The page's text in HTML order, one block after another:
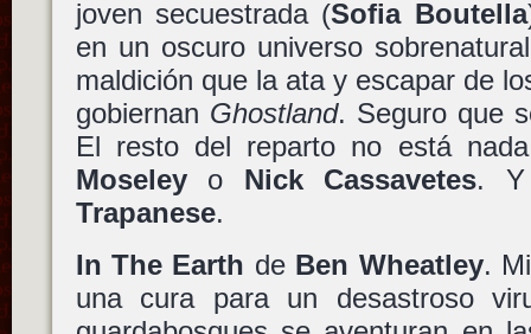
joven secuestrada (Sofia Boutella
en un oscuro universo
maldición que la ata y escapar de
gobiernan Ghostland. Seguro que
El resto del reparto no está
Moseleyo Nick Cassavetes. Y
Trapanese.
In The Earth de Ben Wheatley.
una cura para un desastroso